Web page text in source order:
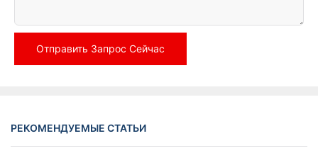
Отправить Запрос Сейчас
РЕКОМЕНДУЕМЫЕ СТАТЬИ